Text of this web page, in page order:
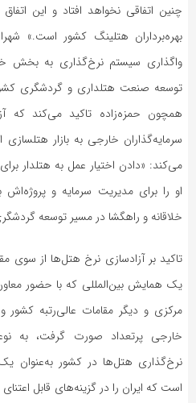
چنین اتفاقی نخواهد افتاد و این
بهره‌برداران هتلینگ کشور است.»
واگذاری سیستم نرخ‌گذاری به بخش
توسعه صنعت هتلداری و گردشگری
همچون حمزه‌زاده تاکید می‌کند که
سرمایه‌گذاران خارجی به بازار
می‌کند: «دادن اختیار عمل به هتلدار
او را برای مدیریت سرمایه و پروژه‌اش
خلاقانه و راهگشا در مسیر توسعه
تاکید بر آزادسازی نرخ هتل‌ها از سوی
یک همایش بین‌المللی که با حضور
مرکزی و دیگر مقامات عالی‌رتبه کشور
خارجی پرتعداد صورت گرفت، به
نرخ‌گذاری هتل‌ها در کشور به‌عنوان
است که ایران را در گزینه‌های قابل